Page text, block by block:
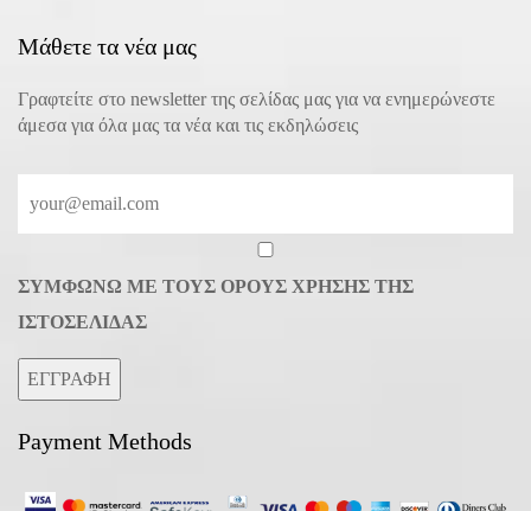
Μάθετε τα νέα μας
Γραφτείτε στο newsletter της σελίδας μας για να ενημερώνεστε
άμεσα για όλα μας τα νέα και τις εκδηλώσεις
ΣΥΜΦΩΝΩ ΜΕ ΤΟΥΣ ΟΡΟΥΣ ΧΡΗΣΗΣ ΤΗΣ
ΙΣΤΟΣΕΛΙΔΑΣ
ΕΓΓΡΑΦΗ
Payment Methods